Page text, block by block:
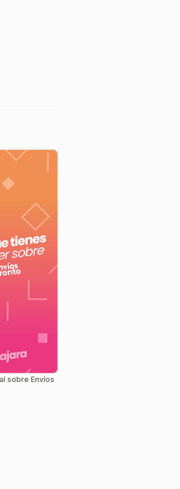
sobre Envíos